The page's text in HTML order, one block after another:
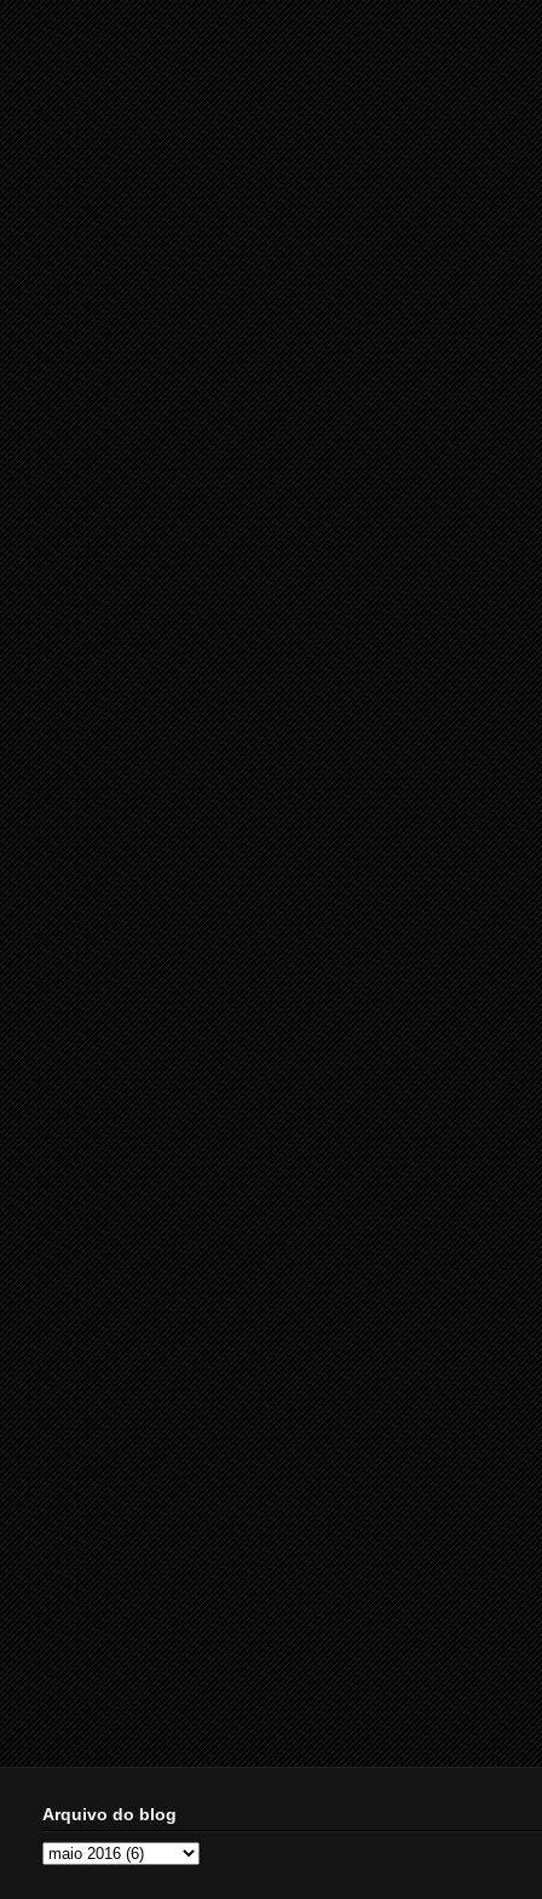
Arquivo do blog